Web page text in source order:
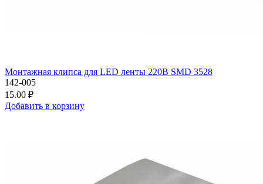
Монтажная клипса для LED ленты 220В SMD 3528
142-005
15.00 ₽
Добавить в корзину